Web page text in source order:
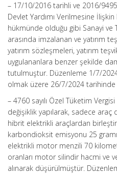
– 17/10/2016 tarihli ve 2016/9495
Devlet Yardımı Verilmesine
hükmünde olduğu gibi Sanayi ve
arasında imzalanan ve yatırım
yatırım sözleşmeleri, yatırım
uygulananlara benzer şekilde
tutulmuştur. Düzenleme 1/7/
olmak üzere 26/7/2024 tarihinde
– 4760 sayılı Özel Tüketim
değişiklik yapılarak, sadece araç
hibrit elektrikli araçlardan
karbondioksit emisyonu 25
elektrikli motor menzili 70
oranları motor silindir hacmi ve
alınarak düşürülmüştür.